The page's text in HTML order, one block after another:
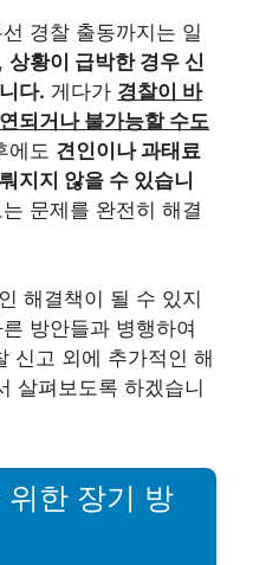
경찰 출동까지는 일
상황이 급박한 경우 신
다. 게다가 경찰이 바
되거나 불가능할 수도
에도 견인이나 과태료
지지 않을 수 있습니
문제를 완전히 해결
해결책이 될 수 있지
방안들과 병행하여
신고 외에 추가적인 해
살펴보도록 하겠습니
위한 장기 방